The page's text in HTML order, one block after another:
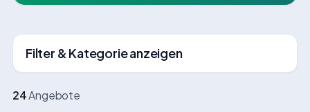
Filter & Kategorie anzeigen
24Angebote